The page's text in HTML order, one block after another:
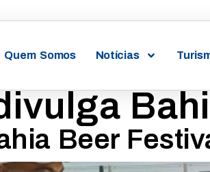
Quem Somos Notícias
Beer